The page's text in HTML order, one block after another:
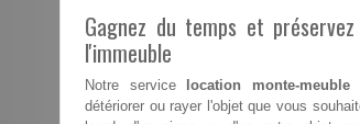
Gagnez du temps et
l'immeuble
Notre service location monte-meuble
détériorer ou rayer l'objet que vous